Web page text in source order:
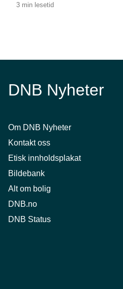
3 min lesetid
DNB Nyheter
Om DNB Nyheter
Kontakt oss
Etisk innholdsplakat
Bildebank
Alt om bolig
DNB.no
DNB Status